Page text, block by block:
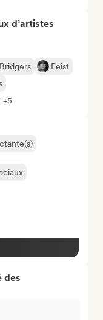
d’artistes
Feist
des